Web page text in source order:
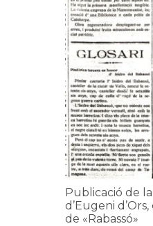
Publicació de
d’Eugeni
de «Rabassó»